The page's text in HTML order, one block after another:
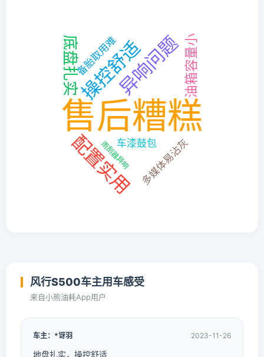
风行S500车主用车感受
来自小熊油耗App用户
车主：*讶羽 2023-11-26
地盘扎实，操控舒适